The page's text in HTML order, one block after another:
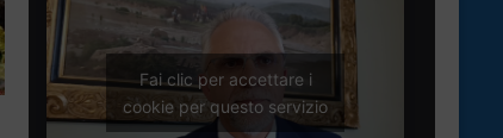
Fai clic per accettare i
cookie per questo servizio